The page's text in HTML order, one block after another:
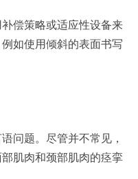
偿策略或适应性设备来
如使用倾斜的表面书写
问题。尽管并不常见，
肌肉和颈部肌肉的痉挛